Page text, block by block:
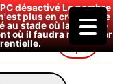
désactivé Le nombre
plus en croissance
au stade où la dérivée
où il faudra modéliser
€0,00